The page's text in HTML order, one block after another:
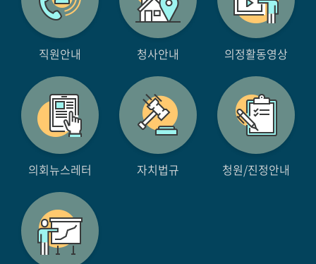
직원안내 청사안내 의정활동영상
의회뉴스레터 자치법규 청원/진정안내